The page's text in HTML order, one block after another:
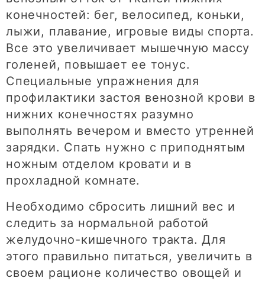
конечностей: бег, велосипед, коньки,
лыжи, плавание, игровые виды спорта.
Все это увеличивает мышечную массу
голеней, повышает ее тонус.
Специальные упражнения для
профилактики застоя венозной крови в
нижних конечностях разумно
выполнять вечером и вместо утренней
зарядки. Спать нужно с приподнятым
ножным отделом кровати и в
прохладной комнате.
Необходимо сбросить лишний вес и
следить за нормальной работой
желудочно-кишечного тракта. Для
этого правильно питаться, увеличить в
своем рационе количество овощей и